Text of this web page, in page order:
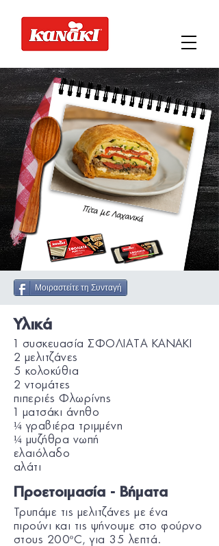
Πίτα με Λαχανικά
Μοιραστείτε τη Συνταγή
Υλικά
1 συσκευασία ΣΦΟΛΙΑΤΑ KANAKI
2 μελιτζάνες
5 κολοκύθια
2 ντομάτες
πιπεριές Φλωρίνης
1 ματσάκι άνηθο
¼ γραβιέρα τριμμένη
¼ μυζήθρα νωπή
ελαιόλαδο
αλάτι
Προετοιμασία - Βήματα
Τρυπάμε τις μελιτζάνες με ένα
πιρούνι και τις ψήνουμε στο φούρνο
στους 200ºC, για 35 λεπτά.